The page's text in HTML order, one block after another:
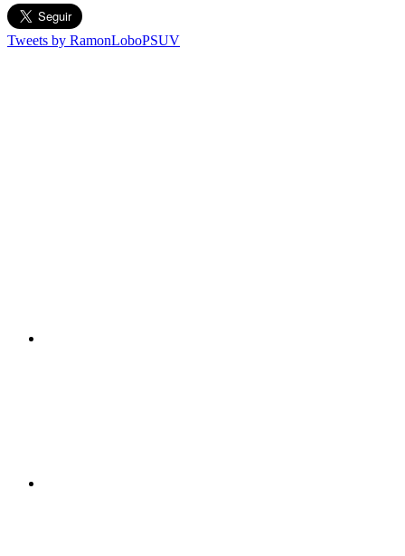
Tweets by RamonLoboPSUV